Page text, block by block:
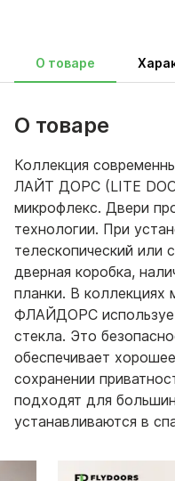
О товаре
О товаре
Коллекция
ЛАЙТ ДОРС (LITE
микрофлекс. Двери
технологии. При
телескопический
дверная коробка,
планки. В коллекциях
ФЛАЙДОРС
стекла. Это
обеспечивает
сохранении
подходят для
устанавливаются в